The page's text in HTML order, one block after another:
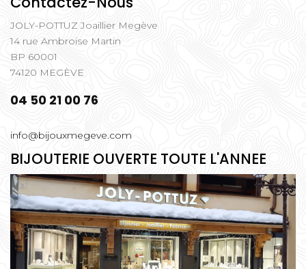
JOLY-POTTUZ Joaillier Megève
14 rue Ambroise Martin
BP 60001
74120 MEGÈVE
04 50 21 00 76
info@bijouxmegeve.com
BIJOUTERIE OUVERTE TOUTE L'ANNEE